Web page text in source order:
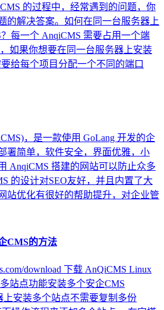
的过程中，经常遇到的问题，你
的解决答案。如何在同一台服务器上
每一个 AnqiCMS 需要占用一个端
如果你想要在同一台服务器上安装
给每个项目分配一个不同的端口
，是一款使用 GoLang 开发的企
署简单，软件安全，界面优雅，小
AnqiCMS 搭建的网站可以防止众多
的设计对SEO友好，并且内置了大
站优化有很好的帮助提升，对企业管
CMS的方法
download 下载 AnQiCMS Linux
站点功能安装多个安企CMS
上安装多个站点不需要复制多份